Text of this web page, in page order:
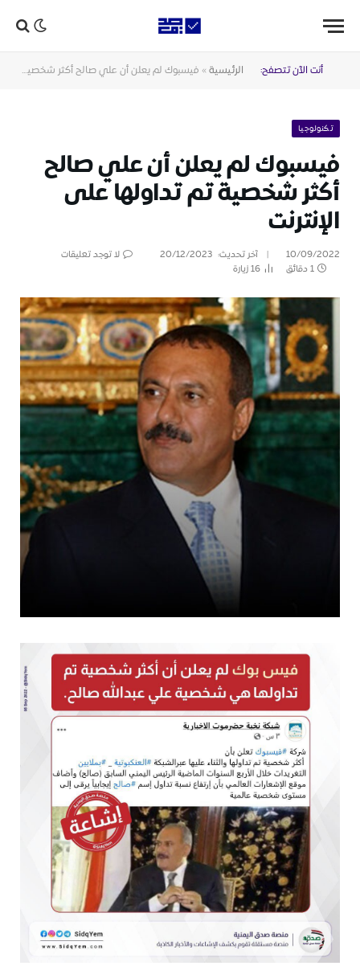
أنت الآن تتصفح: الرئيسية » فيسبوك لم يعلن أن علي صالح أكثر شخصية تم تداولها على الإنترنت
تكنولوجيا
فيسبوك لم يعلن أن علي صالح
أكثر شخصية تم تداولها على
الإنترنت
10/09/2022 آخر تحديث: 20/12/2023
لا توجد تعليقات
1 دقائق
16زيارة